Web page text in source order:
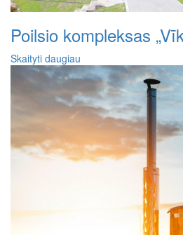
Poilsio kompleksas
Skaityti daugiau